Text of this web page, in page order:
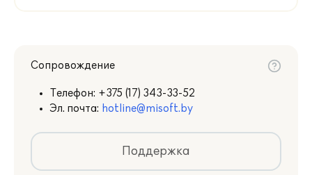
Сопровождение
Телефон: +375 (17) 343-33-52
Эл. почта: hotline@misoft.by
Поддержка